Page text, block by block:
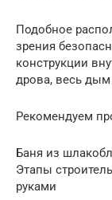
Подобное
зрения
конструкции
дрова, весь дым
Рекомендуем
Баня из
Этапы
руками